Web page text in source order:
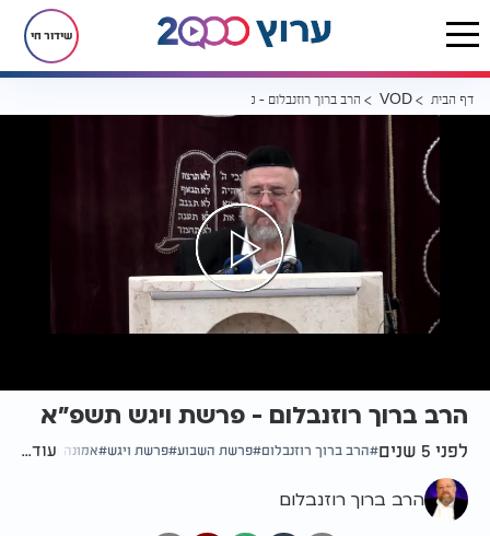
שידור חי
דף הבית VOD הרב ברוך רוזנבלום - פרשת ויגש תשפ"א
הרב ברוך רוזנבלום - פרשת ויגש תשפ"א
לפני 5 שנים הרב ברוך רוזנבלום פרשת השבוע פרשת ויגש אמונה ובטחון
עוד...
הרב ברוך רוזנבלום